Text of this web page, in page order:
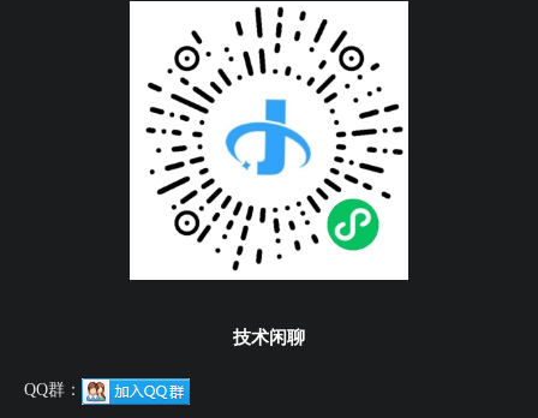
技术闲聊
QQ群：